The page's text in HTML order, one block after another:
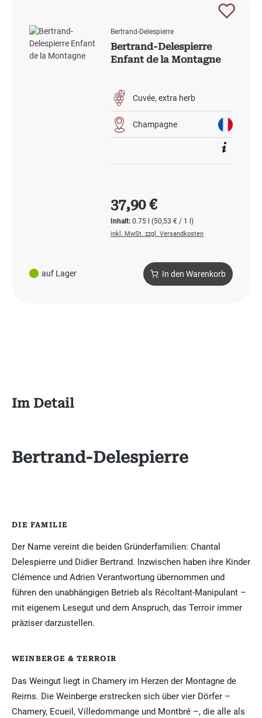
auf Lager
Bertrand-Delespierre
Bertrand-Delespierre
Enfant de la Montagne
Cuvée extra herb
Champagne
Inhalt:0.75 l(50,53 € / 1 l)
Regulärer Preis:
37,90 €
inkl. MwSt. zzgl. Versandkosten
In den Warenkorb
Im Detail
Bertrand-Delespierre
DIE FAMILIE
Der Name vereint die beiden Gründerfamilien: Chantal
Delespierre und Didier Bertrand. Inzwischen haben ihre Kinder
Clémence und Adrien Verantwortung übernommen und
führen den unabhängigen Betrieb als Récoltant-Manipulant –
mit eigenem Lesegut und dem Anspruch, das Terroir immer
präziser darzustellen.
WEINBERGE & TERROIR
Das Weingut liegt in Chamery im Herzen der Montagne de
Reims. Die Weinberge erstrecken sich über vier Dörfer –
Chamery, Ecueil, Villedommange und Montbré –, die alle als